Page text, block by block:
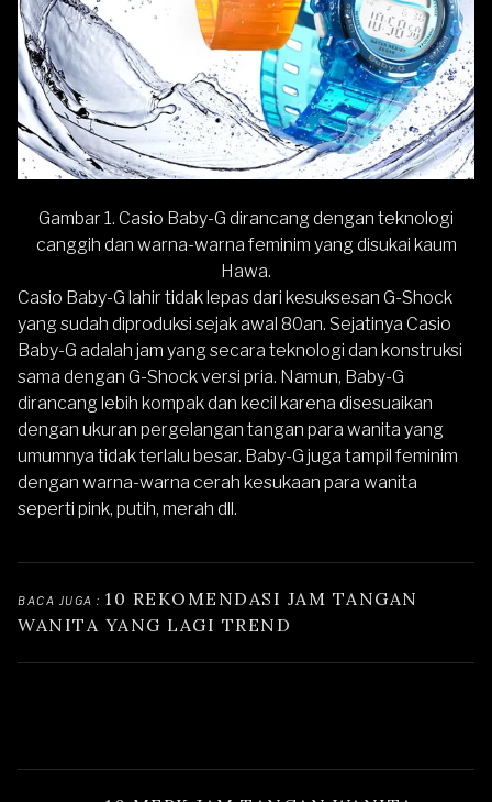
Gambar 1. Casio Baby-G dirancang dengan teknologi
canggih dan warna-warna feminim yang disukai kaum
Hawa.
Casio Baby-G lahir tidak lepas dari kesuksesan G-Shock
yang sudah diproduksi sejak awal 80an. Sejatinya Casio
Baby-G adalah jam yang secara teknologi dan konstruksi
sama dengan G-Shock versi pria. Namun, Baby-G
dirancang lebih kompak dan kecil karena disesuaikan
dengan ukuran pergelangan tangan para wanita yang
umumnya tidak terlalu besar. Baby-G juga tampil feminim
dengan warna-warna cerah kesukaan para wanita
seperti pink, putih, merah dll.
BACA JUGA : 10 REKOMENDASI JAM TANGAN
WANITA YANG LAGI TREND